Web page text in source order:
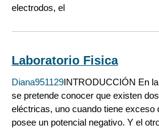
electrodos, el
Laboratorio Fisica
Diana951129INTRODUCCIÓN En
se pretende conocer que existen
eléctricas, uno cuando tiene exceso
posee un potencial negativo. Y el